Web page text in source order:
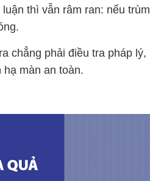
thì vẫn râm ran: nếu trùm
chẳng phải điều tra pháp lý,
màn an toàn.